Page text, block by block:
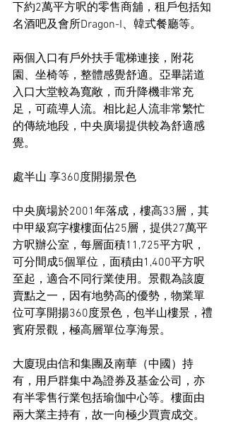
下約2萬平方呎的零售商舖，租戶包括知
名酒吧及會所Dragon-I、韓式餐廳等。
兩個入口有戶外扶手電梯連接，附花
園、坐椅等，整體感覺舒適。亞畢諾道
入口大堂較為寬敞，而升降機非常充
足，可疏導人流。相比起人流非常繁忙
的傳統地段，中央廣場提供較為舒適感
覺。
處半山 享360度開揚景色
中央廣場於2001年落成，樓高33層，其
中甲級寫字樓樓面佔25層，提供27萬平
方呎辦公室，每層面積11,725平方呎，
可分間成5個單位，面積由1,400平方呎
至起，適合不同行業使用。景觀為該廈
賣點之一，因有地勢高的優勢，物業單
位可享開揚360度景色，包半山樓景，禮
賓府景觀，極高層單位享海景。
大廈現由信和集團及南華（中國）持
有，用戶群集中為證券及基金公司，亦
有半零售行業包括瑜伽中心等。樓面由
兩大業主持有，故一向極少買賣成交。